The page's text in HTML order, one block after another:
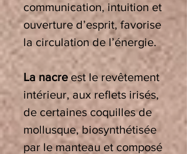
communication, intuition et
ouverture d’esprit, favorise
la circulation de l’énergie.
La nacreest le revêtement
intérieur, aux reflets irisés,
de certaines coquilles de
mollusque, biosynthétisée
par le manteau et composé